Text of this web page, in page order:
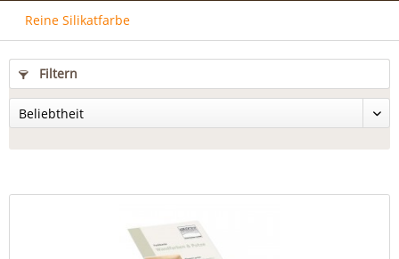
Reine Silikatfarbe
Filtern